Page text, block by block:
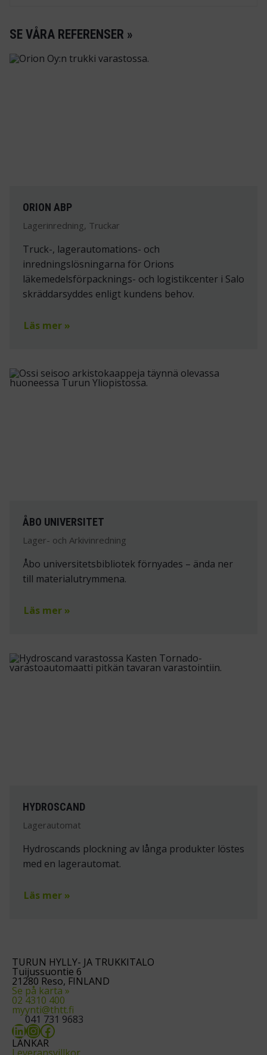
SE VÅRA REFERENSER »
ORION ABP
Lagerinredning, Truckar
Truck-, lagerautomations- och
inredningslösningarna för Orions
läkemedelsförpacknings- och logistikcenter i Salo
skräddarsyddes enligt kundens behov.
Läs mer »
ÅBO UNIVERSITET
Lager- och Arkivinredning
Åbo universitetsbibliotek förnyades – ända ner
till materialutrymmena.
Läs mer »
HYDROSCAND
Lagerautomat
Hydroscands plockning av långa produkter löstes
med en lagerautomat.
Läs mer »
TURUN HYLLY- JA TRUKKITALO
Tuijussuontie 6
21280 Reso, FINLAND
Se på karta »
02 4310 400
myynti@thtt.fi
041 731 9683
LinkedIn
Instagram
Facebook
LÄNKAR
Leveransvillkor